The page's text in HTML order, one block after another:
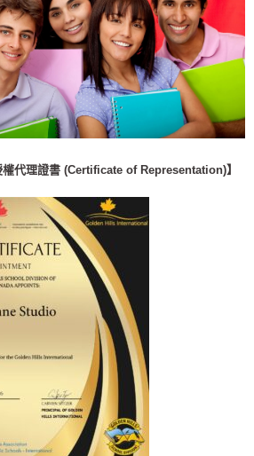
代理證書 (Certificate of Representation)】